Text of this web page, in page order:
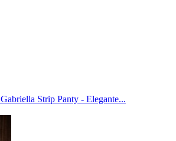
Gabriella Strip Panty - Elegante...